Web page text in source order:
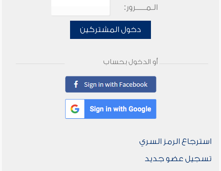
الـمـــــرور:
دخول المشتركين
أو الدخول بحساب
استرجاع الرمز السري
تسجيل عضو جديد